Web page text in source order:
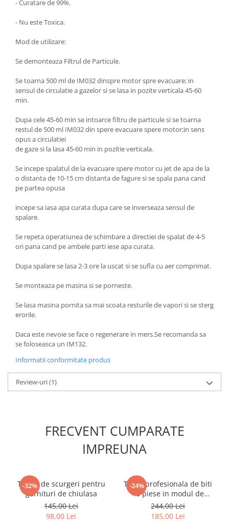
Compresoare
Filtre Pneumatice
Pistoale de vopsit
Polizoare biax
Scule pentru nituit si capsat
Slefuitoare Pneumatice
Scule speciale
Diagnoza si masurari
Motor
Rulmenti,Bucsi si Extractoare
Sistem franare
Sistem Vibro-Power
Sisteme de ridicare si sustinere
Cricuri Hidraulice
Surubelnite Si Biti
Truse de surubelnite
Masini de dejantat roti
Scule Vulcanizare
- Curatare de 99%.
- Nu este Toxica.
Mod de utilizare:
Se demonteaza Filtrul de Particule.
Se toarna 500 ml de IM032 dinspre motor spre evacuare; in
sensul de circulatie a gazelor si se lasa in pozite verticala 45-60
min.
Dupa cele 45-60 min se intoarce filtru de particule si se toarna
restul de 500 ml IM032 din spere evacuare spere motor;in sens
opus a circulatiei
de gaze si la lasa 45-60 min in pozitie verticala.
Se incepe spalatul de la evacuare spere motor cu jet de apa de la
o distanta de 10-15 cm distanta de fagure si se spala pana cand
pe partea opusa
incepe sa iasa apa curata dupa care se inverseaza sensul de
spalare.
Se repeta operatiunea de schimbare a directiei de spalat de 4-5
ori pana cand pe ambele parti iese apa curata.
Dupa spalare se lasa 2-3 ore la uscat si se sufla cu aer comprimat.
Se monteaza pe masina si se porneste.
Se lasa masina pornita sa mai scoata resturile de vapori si se sterg
erorile.
Daca este nevoie se face o regenerare in mers.Se recomanda sa
se foloseasca un IM132.
Informatii conformitate produs
Review-uri(1)
FRECVENT CUMPARATE
IMPREUNA
-32%
Tester de scurgeri pentru
garnituri de chiulasa
145,00 Lei
98,00 Lei
-24%
Trusa profesionala de biti
40 piese in modul de
spuma
244,00 Lei
185,00 Lei